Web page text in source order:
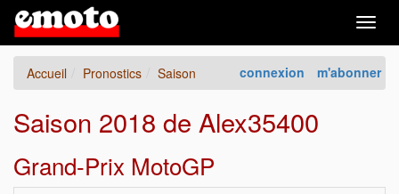
connexion m'abonner
Accueil Pronostics Saison
Saison 2018 de Alex35400
Grand-Prix MotoGP